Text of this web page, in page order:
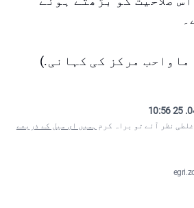
مرکز کی کہانی.)
نظر آئے تو براہ کرم ہمیں ای میل کے ذریعے